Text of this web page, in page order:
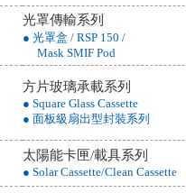
光罩傳輸系列
● 光罩盒 / RSP 150 /
Mask SMIF Pod
方片玻璃承載系列
● Square Glass Cassette
● 面板級扇出型封裝系列
太陽能卡匣/載具系列
● Solar Cassette/Clean Cassette